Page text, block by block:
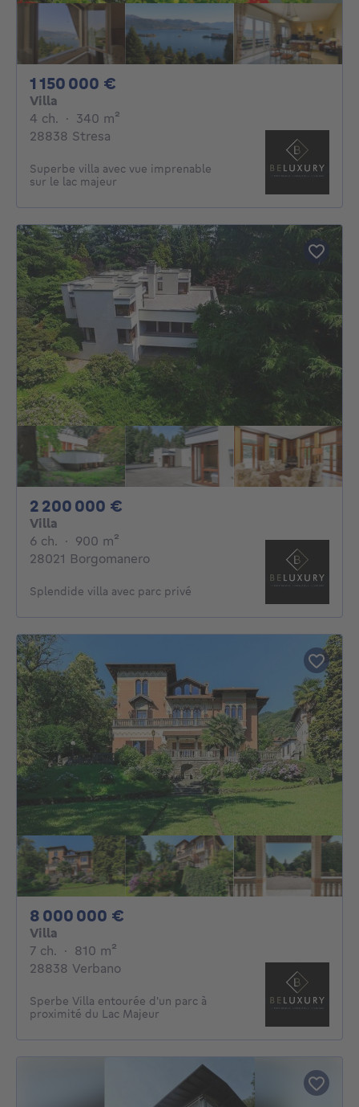
1 150 000 €
Villa
4 ch. 4 chambres
· 340 m²
28838 Stresa
Superbe villa avec vue imprenable
sur le lac majeur
2 200 000 €
Villa
6 ch. 6 chambres
· 900 m²
28021 Borgomanero
Splendide villa avec parc privé
8 000 000 €
Villa
7 ch. 7 chambres
· 810 m²
28838 Verbano
Sperbe Villa entourée d'un parc à
proximité du Lac Majeur